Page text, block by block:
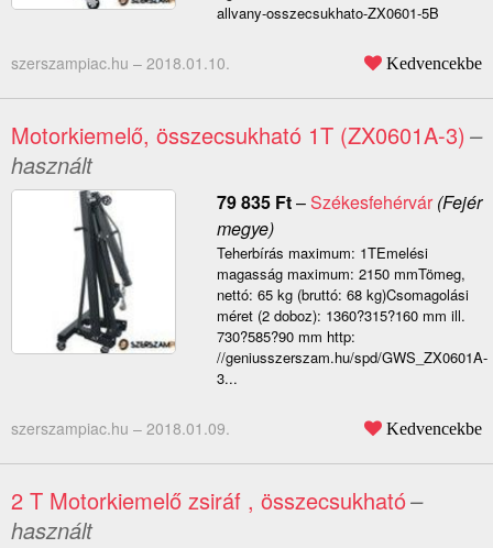
allvany-osszecsukhato-ZX0601-5B
szerszampiac.hu – 2018.01.10. Kedvencekbe
Motorkiemelő, összecsukható 1T (ZX0601A-3) –
használt
79 835 Ft–Székesfehérvár(Fejér
megye)
Teherbírás maximum: 1TEmelési
magasság maximum: 2150 mmTömeg,
nettó: 65 kg (bruttó: 68 kg)Csomagolási
méret (2 doboz): 1360?315?160 mm ill.
730?585?90 mm http:
//geniusszerszam.hu/spd/GWS_ZX0601A-
3...
szerszampiac.hu – 2018.01.09. Kedvencekbe
2 T Motorkiemelő zsiráf , összecsukható–
használt